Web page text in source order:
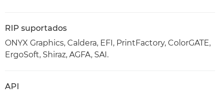
RIP suportados
ONYX Graphics, Caldera, EFI, PrintFactory, ColorGATE,
ErgoSoft, Shiraz, AGFA, SAI.
API